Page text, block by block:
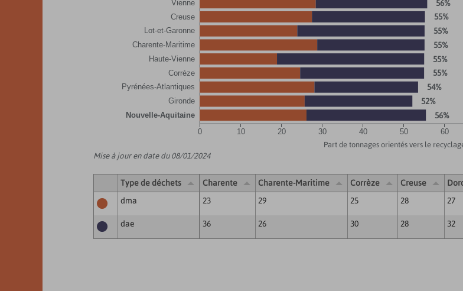
0 10 20 30 40 50 60
Part de tonnages orientés vers le
Nouvelle-Aquitaine
Gironde
Pyrénées-Atlantiques
Corrèze
Haute-Vienne
Charente-Maritime
Lot-et-Garonne
Creuse
Vienne 56%
55%
55%
55%
55%
52%
54%
55%
56%
Mise à jour en date du 08/01/2024
Type de déchets Charente Charente-Maritime Corrèze Creuse
dma
23 29 25 28 27
dae 36 26 30 28 32